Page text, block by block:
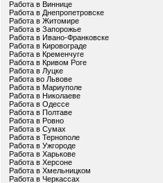
Работа в Виннице
Работа в Днепропетровске
Работа в Житомире
Работа в Запорожье
Работа в Ивано-Франковске
Работа в Кировограде
Работа в Кременчуге
Работа в Кривом Роге
Работа в Луцке
Работа во Львове
Работа в Мариуполе
Работа в Николаеве
Работа в Одессе
Работа в Полтаве
Работа в Ровно
Работа в Сумах
Работа в Тернополе
Работа в Ужгороде
Работа в Харькове
Работа в Херсоне
Работа в Хмельницком
Работа в Черкассах